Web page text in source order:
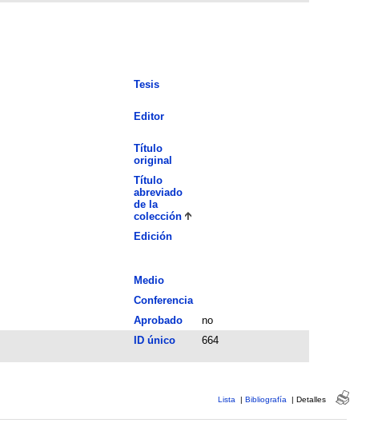
Tesis
Editor
Título
original
Título
abreviado
de la
colección
Edición
Medio
Conferencia
Aprobado
no
ID único 664
Lista | Bibliografía | Detalles